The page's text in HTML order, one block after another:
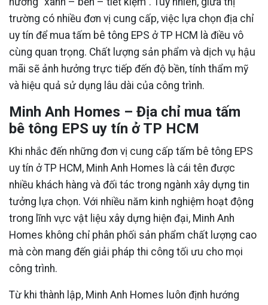
trường có nhiều đơn vị cung cấp, việc lựa chọn địa chỉ
uy tín để mua tấm bê tông EPS ở TP HCM là điều vô
cùng quan trọng. Chất lượng sản phẩm và dịch vụ hậu
mãi sẽ ảnh hưởng trực tiếp đến độ bền, tính thẩm mỹ
và hiệu quả sử dụng lâu dài của công trình.
Minh Anh Homes – Địa chỉ mua tấm
bê tông EPS uy tín ở TP HCM
Khi nhắc đến những đơn vị cung cấp tấm bê tông EPS
uy tín ở TP HCM, Minh Anh Homes là cái tên được
nhiều khách hàng và đối tác trong ngành xây dựng tin
tưởng lựa chọn. Với nhiều năm kinh nghiệm hoạt động
trong lĩnh vực vật liệu xây dựng hiện đại, Minh Anh
Homes không chỉ phân phối sản phẩm chất lượng cao
mà còn mang đến giải pháp thi công tối ưu cho mọi
công trình.
Từ khi thành lập, Minh Anh Homes luôn định hướng